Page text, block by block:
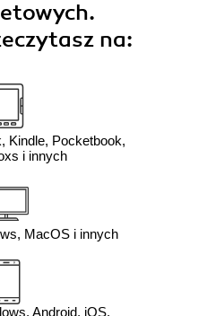
na:
Kindle, Pocketbook,
i innych
MacOS i innych
Android, iOS,